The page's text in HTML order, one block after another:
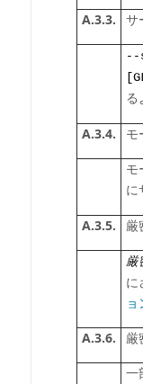
A.3.3. サ
--
る
A.3.4. モ
モ
に
A.3.5. 厳
厳
に
A.3.6. 厳
一